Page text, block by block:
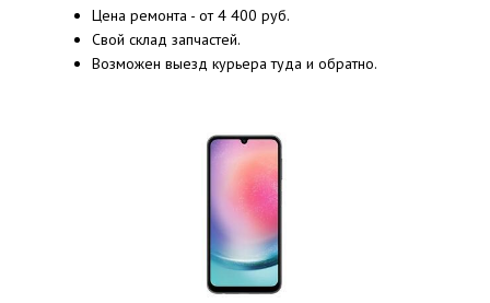
Цена ремонта - от 4 400 руб.
Свой склад запчастей.
Возможен выезд курьера туда и обратно.